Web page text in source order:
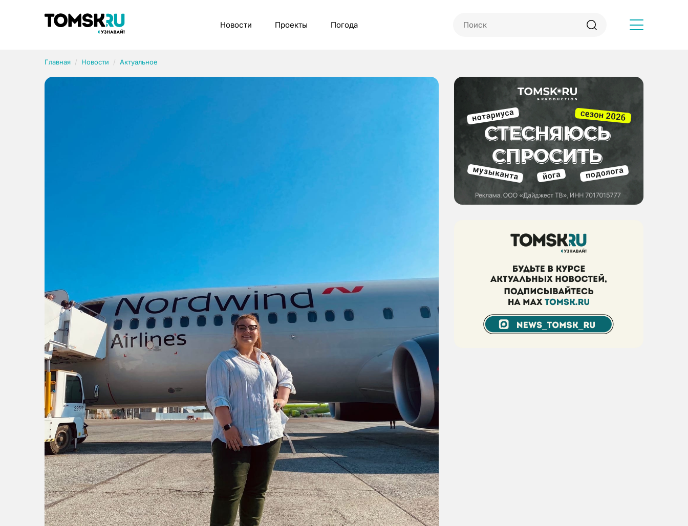
Новости Проекты Погода
Главная Новости Актуальное
Рубрики